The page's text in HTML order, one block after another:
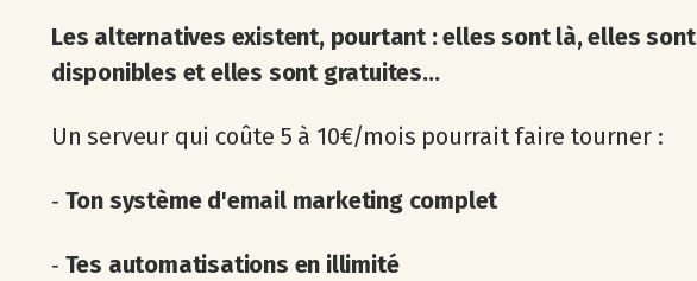
Les alternatives existent, pourtant : elles sont là, elles sont
disponibles et elles sont gratuites...
Un serveur qui coûte 5 à 10€/mois pourrait faire tourner :
‐ Ton système d'email marketing complet
‐ Tes automatisations en illimité